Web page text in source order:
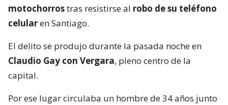
motochorrostras resistirse al robo de su teléfono
celularen Santiago.
El delito se produjo durante la pasada noche en
Claudio Gay con Vergara, pleno centro de la
capital.
Por ese lugar circulaba un hombre de 34 años junto